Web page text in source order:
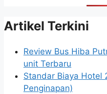
Artikel Terkini
Review Bus Hiba
unit Terbaru
Standar Biaya Hotel
Penginapan)